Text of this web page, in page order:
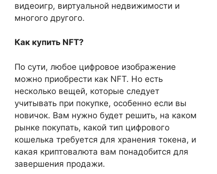
видеоигр, виртуальной недвижимости и
многого другого.
Как купить NFT?
По сути, любое цифровое изображение
можно приобрести как NFT. Но есть
несколько вещей, которые следует
учитывать при покупке, особенно если вы
новичок. Вам нужно будет решить, на каком
рынке покупать, какой тип цифрового
кошелька требуется для хранения токена, и
какая криптовалюта вам понадобится для
завершения продажи.